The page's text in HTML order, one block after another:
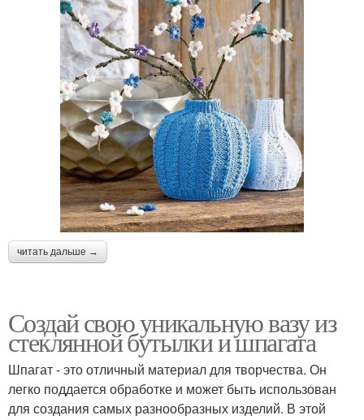
читать дальше →
Создай свою уникальную вазу из
стеклянной бутылки и шпагата
Шпагат - это отличный материал для творчества. Он
легко поддается обработке и может быть использован
для создания самых разнообразных изделий. В этой